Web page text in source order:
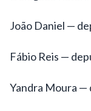
João Daniel —
Fábio Reis —
Yandra Moura —